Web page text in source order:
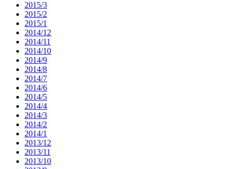
2015/3
2015/2
2015/1
2014/12
2014/11
2014/10
2014/9
2014/8
2014/7
2014/6
2014/5
2014/4
2014/3
2014/2
2014/1
2013/12
2013/11
2013/10